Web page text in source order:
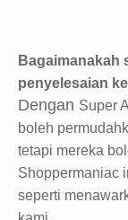
Bagaimanakah
penyelesaian
Dengan Super
boleh
tetapi mereka
Shoppermaniac
seperti